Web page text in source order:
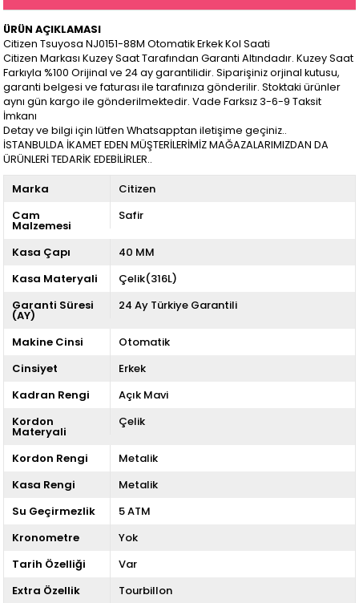
ÜRÜN AÇIKLAMASI
Citizen Tsuyosa NJ0151-88M Otomatik Erkek Kol Saati
Citizen Markası Kuzey Saat Tarafından Garanti Altındadır. Kuzey Saat
Farkıyla %100 Orijinal ve 24 ay garantilidir. Siparişiniz orjinal kutusu,
garanti belgesi ve faturası ile tarafınıza gönderilir. Stoktaki ürünler
aynı gün kargo ile gönderilmektedir. Vade Farksız 3-6-9 Taksit
İmkanı
Detay ve bilgi için lütfen Whatsapptan iletişime geçiniz..
İSTANBULDA İKAMET EDEN MÜŞTERİLERİMİZ MAĞAZALARIMIZDAN DA
ÜRÜNLERİ TEDARİK EDEBİLİRLER..
Marka
Citizen
Cam
Malzemesi
Safir
Kasa Çapı
40 MM
Kasa Materyali
Çelik(316L)
Garanti Süresi
(AY)
24 Ay Türkiye Garantili
Makine Cinsi
Otomatik
Cinsiyet
Erkek
Kadran Rengi
Açık Mavi
Kordon
Materyali
Çelik
Kordon Rengi
Metalik
Kasa Rengi
Metalik
Su Geçirmezlik
5 ATM
Kronometre
Yok
Tarih Özelliği
Var
Extra Özellik
Tourbillon